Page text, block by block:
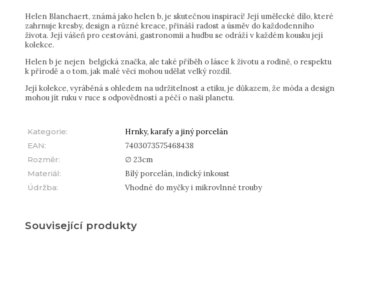
Helen Blanchaert, známá jako helen b, je skutečnou inspirací! Její umělecké dílo, které
zahrnuje kresby, design a různé kreace, přináší radost a úsměv do každodenního
života. Její vášeň pro cestování, gastronomii a hudbu se odráží v každém kousku její
kolekce.
Helen b je nejen belgická značka, ale také příběh o lásce k životu a rodině, o respektu
k přírodě a o tom, jak malé věci mohou udělat velký rozdíl.
Její kolekce, vyráběná s ohledem na udržitelnost a etiku, je důkazem, že móda a design
mohou jít ruku v ruce s odpovědností a péčí o naši planetu.
Kategorie:
Hrnky, karafy a jiný porcelán
EAN:
7403073575468438
Rozměr:
∅ 23cm
Materiál:
Bílý porcelán, indický inkoust
Údržba: Vhodné do myčky i mikrovlnné trouby
Související produkty